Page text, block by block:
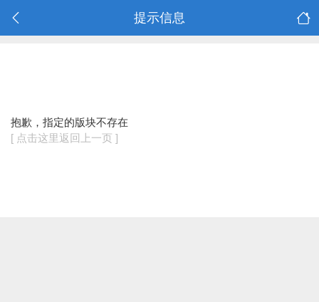
提示信息
抱歉，指定的版块不存在
[ 点击这里返回上一页 ]